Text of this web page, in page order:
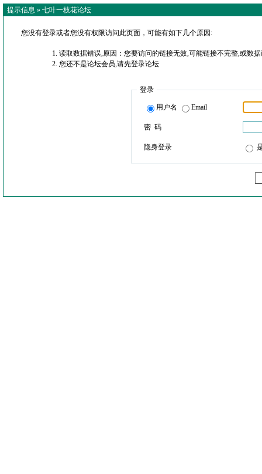
提示信息 » 七叶一枝花论坛
您没有登录或者您没有权限访问此页面，可能有如下几个原因:
读取数据错误,原因：您要访问的链接无效,可能链接不完整,或数
您还不是论坛会员,请先登录论坛
登录
用户名 Email
密 码
隐身登录